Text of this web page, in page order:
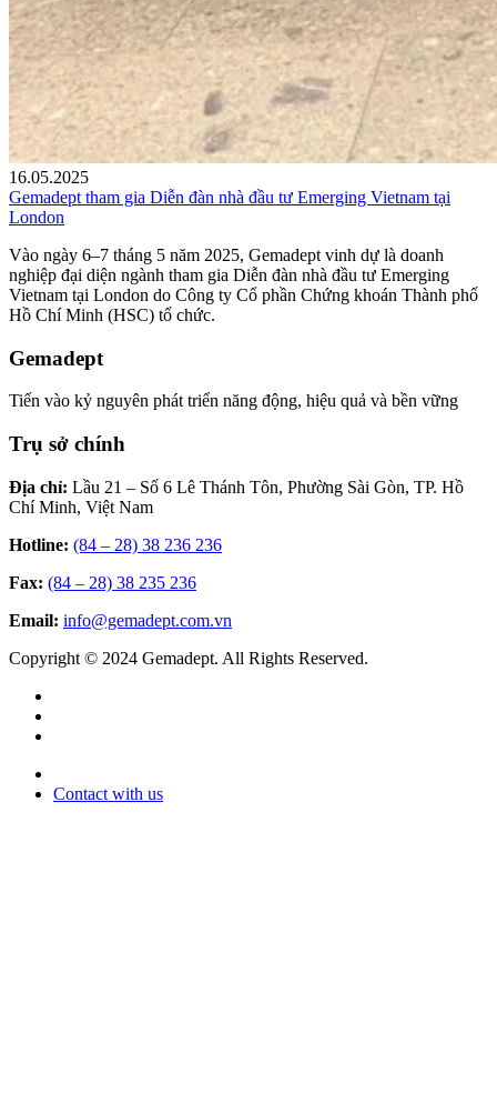
16.05.2025
Gemadept tham gia Diễn đàn nhà đầu tư Emerging Vietnam tại
London
Vào ngày 6–7 tháng 5 năm 2025, Gemadept vinh dự là doanh
nghiệp đại diện ngành tham gia Diễn đàn nhà đầu tư Emerging
Vietnam tại London do Công ty Cổ phần Chứng khoán Thành phố
Hồ Chí Minh (HSC) tổ chức.
Gemadept
Tiến vào kỷ nguyên phát triển năng động, hiệu quả và bền vững
Trụ sở chính
Địa chỉ: Lầu 21 – Số 6 Lê Thánh Tôn, Phường Sài Gòn, TP. Hồ
Chí Minh, Việt Nam
Hotline: (84 – 28) 38 236 236
Fax: (84 – 28) 38 235 236
Email: info@gemadept.com.vn
Copyright © 2024 Gemadept. All Rights Reserved.
Contact with us